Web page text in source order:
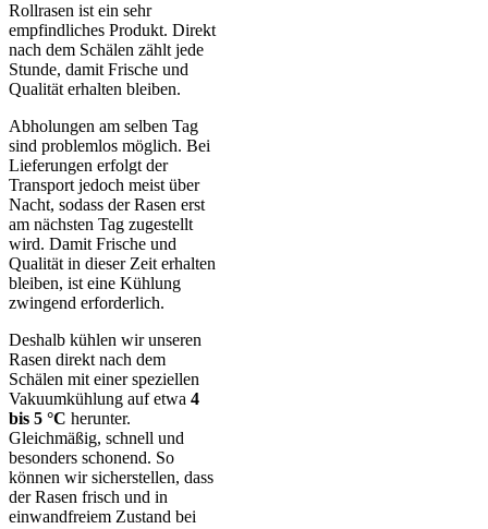
Rollrasen ist ein sehr
empfindliches Produkt. Direkt
nach dem Schälen zählt jede
Stunde, damit Frische und
Qualität erhalten bleiben.
Abholungen am selben Tag
sind problemlos möglich. Bei
Lieferungen erfolgt der
Transport jedoch meist über
Nacht, sodass der Rasen erst
am nächsten Tag zugestellt
wird. Damit Frische und
Qualität in dieser Zeit erhalten
bleiben, ist eine Kühlung
zwingend erforderlich.
Deshalb kühlen wir unseren
Rasen direkt nach dem
Schälen mit einer speziellen
Vakuumkühlung auf etwa 4
bis 5 °C herunter.
Gleichmäßig, schnell und
besonders schonend. So
können wir sicherstellen, dass
der Rasen frisch und in
einwandfreiem Zustand bei